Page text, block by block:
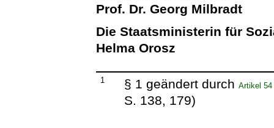
Prof. Dr. Georg Milbradt
Die Staatsministerin für
Helma Orosz
1 § 1 geändert durchArtikel
S. 138, 179)